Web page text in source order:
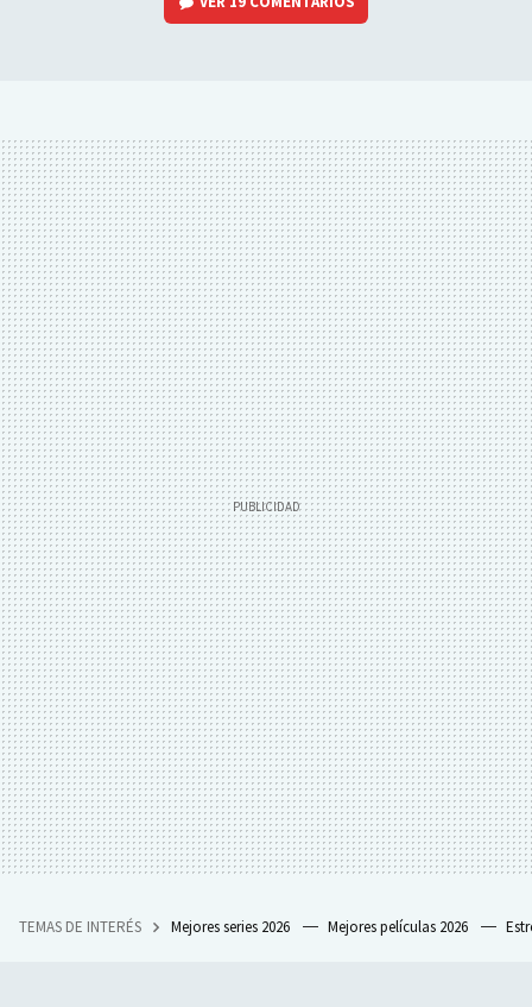
TEMAS DE INTERÉS Mejores series 2026 Mejores películas 2026